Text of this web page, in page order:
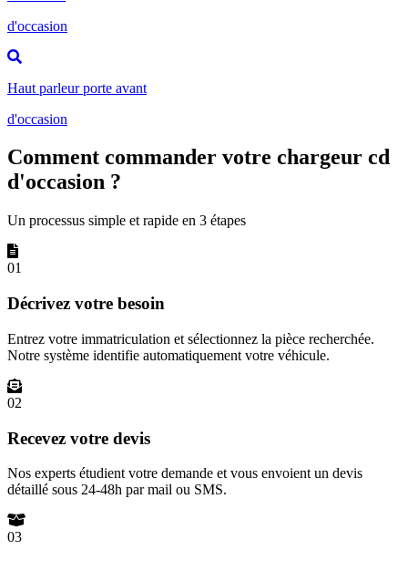
d'occasion
Haut parleur porte avant
d'occasion
Comment commander votre chargeur cd
d'occasion ?
Un processus simple et rapide en 3 étapes
01
Décrivez votre besoin
Entrez votre immatriculation et sélectionnez la pièce recherchée.
Notre système identifie automatiquement votre véhicule.
02
Recevez votre devis
Nos experts étudient votre demande et vous envoient un devis
détaillé sous 24-48h par mail ou SMS.
03